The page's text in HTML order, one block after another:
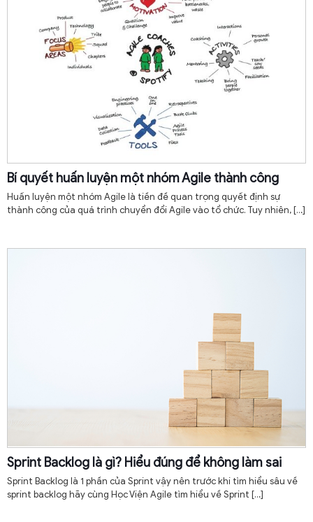
Bí quyết huấn luyện một nhóm Agile thành công
Huấn luyện một nhóm Agile là tiền đề quan trọng quyết định sự
thành công của quá trình chuyển đổi Agile vào tổ chức. Tuy nhiên,[…]
Sprint Backlog là gì? Hiểu đúng để không làm sai
Sprint Backlog là 1 phần của Sprint vậy nên trước khi tìm hiểu sâu về
sprint backlog hãy cùng Học Viện Agile tìm hiểu về Sprint […]